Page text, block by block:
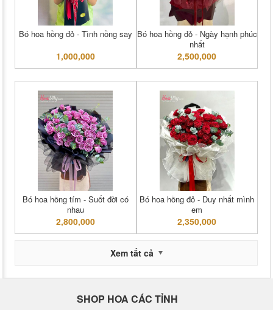
Bó hoa hồng đỏ - Tình nồng say
1,000,000
Bó hoa hồng đỏ - Ngày hạnh phúc
nhất
2,500,000
Bó hoa hồng tím - Suốt đời có
nhau
2,800,000
Bó hoa hồng đỏ - Duy nhất mình
em
2,350,000
Xem tất cả
SHOP HOA CÁC TỈNH